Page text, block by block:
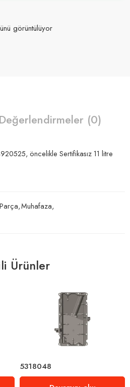
görüntülüyor
Değerlendirmeler (0)
öncelikle Sertifikasız 11 litre
,Muhafaza,
Ürünler
5318048